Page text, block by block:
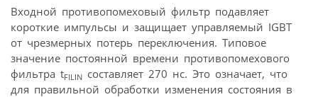
Входной противопомеховый фильтр подавляет
короткие импульсы и защищает управляемый IGBT
от чрезмерных потерь переключения. Типовое
значение постоянной времени противопомехового
фильтра tFILIN составляет 270 нс. Это означает, что
для правильной обработки изменения состояния в